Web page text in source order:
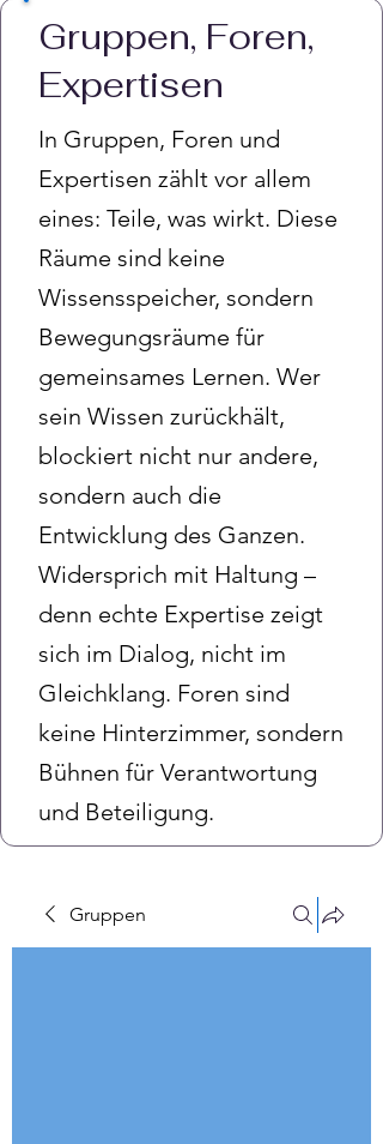
Gruppen, Foren,
Expertisen
In Gruppen, Foren und
Expertisen zählt vor allem
eines: Teile, was wirkt. Diese
Räume sind keine
Wissensspeicher, sondern
Bewegungsräume für
gemeinsames Lernen. Wer
sein Wissen zurückhält,
blockiert nicht nur andere,
sondern auch die
Entwicklung des Ganzen.
Widersprich mit Haltung –
denn echte Expertise zeigt
sich im Dialog, nicht im
Gleichklang. Foren sind
keine Hinterzimmer, sondern
Bühnen für Verantwortung
und Beteiligung.
Gruppen